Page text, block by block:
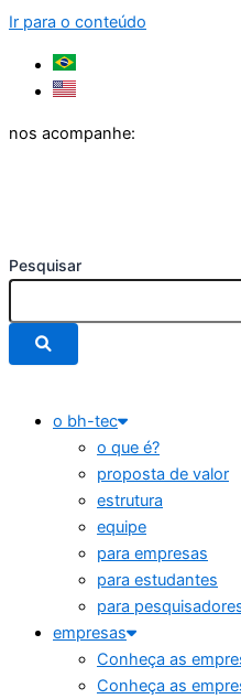
Ir para o conteúdo
nos acompanhe:
Pesquisar
o bh-tec
o que é?
proposta de valor
estrutura
equipe
para empresas
para estudantes
para
empresas
Conheça as
Conheça as